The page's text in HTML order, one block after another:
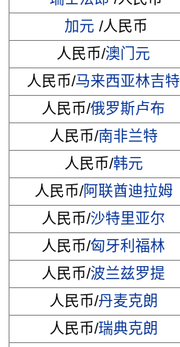
加元 /人民币
人民币/澳门元
人民币/马来西亚林吉特
人民币/俄罗斯卢布
人民币/南非兰特
人民币/韩元
人民币/阿联酋迪拉姆
人民币/沙特里亚尔
人民币/匈牙利福林
人民币/波兰兹罗提
人民币/丹麦克朗
人民币/瑞典克朗